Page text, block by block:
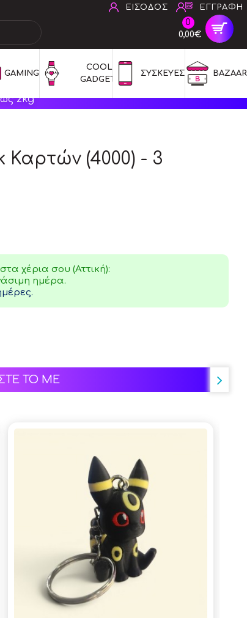
ΕΙΣΟΔΟΣ ΕΓΓΡΑΦΗ
0
0,00€
GAMING
COOL
GADGETS
ΣΥΣΚΕΥΕΣ BAZAAR
2kg
Καρτών (4000) - 3
χέρια σου (Αττική):
ημέρα.
ΤΟ ΜΕ